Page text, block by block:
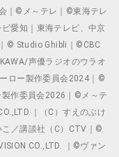
｜©メ～テレ｜©東海テレ
愛知｜東海テレビ、中京
© Studio Ghibli｜©CBC
声優ラジオのウラオ
ロー製作委員会2024｜©
作委員会2026｜©メ～テ
｜（C）すえのぶけ
こ／講談社（C）CTV｜©
CO.,LTD. ｜©ヴァン